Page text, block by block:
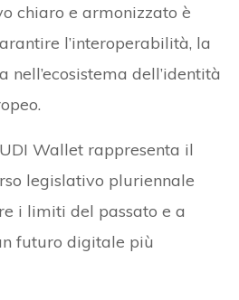
chiaro e armonizzato è
l’interoperabilità, la
nell’ecosistema dell’identità
Wallet rappresenta il
legislativo pluriennale
i limiti del passato e a
futuro digitale più